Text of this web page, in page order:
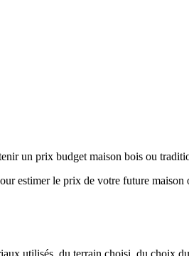
un prix budget maison bois ou
estimer le prix de votre future